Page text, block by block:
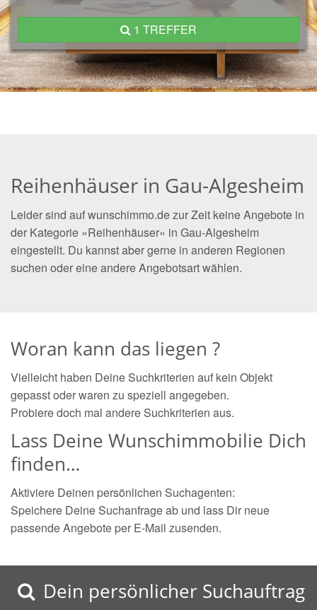
1 TREFFER
Reihenhäuser in Gau-Algesheim
Leider sind auf wunschimmo.de zur Zeit keine Angebote in
der Kategorie »Reihenhäuser« in Gau-Algesheim
eingestellt. Du kannst aber gerne in anderen Regionen
suchen oder eine andere Angebotsart wählen.
Woran kann das liegen ?
Vielleicht haben Deine Suchkriterien auf kein Objekt
gepasst oder waren zu speziell angegeben.
Probiere doch mal andere Suchkriterien aus.
Lass Deine Wunschimmobilie Dich
finden…
Aktiviere Deinen persönlichen Suchagenten:
Speichere Deine Suchanfrage ab und lass Dir neue
passende Angebote per E-Mail zusenden.
Dein persönlicher Suchauftrag